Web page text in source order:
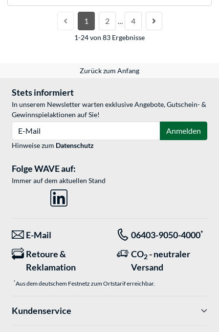
1 2 … 4
1-24 von 83 Ergebnisse
Zurück zum Anfang
Stets informiert
In unserem Newsletter warten exklusive Angebote, Gutschein- &
Gewinnspielaktionen auf Sie!
Anmelden
Hinweise zum Datenschutz
Folge WAVE auf:
Immer auf dem aktuellen Stand
E-Mail 06403-9050-4000*
Retoure &
Reklamation
CO2 - neutraler
Versand
*Aus dem deutschem Festnetz zum Ortstarif erreichbar.
Kundenservice